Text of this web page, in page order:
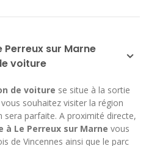
Perreux sur Marne
voiture
de voiture se situe à la sortie
souhaitez visiter la région
sera parfaite. A proximité directe,
Le Perreux sur Marne vous
de Vincennes ainsi que le parc